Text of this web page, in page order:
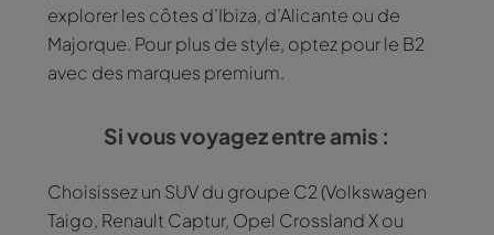
explorer les côtes d’Ibiza, d’Alicante ou de
Majorque. Pour plus de style, optez pour le B2
avec des marques premium.
Si vous voyagez entre amis :
Choisissez un SUV du groupe C2 (Volkswagen
Taigo, Renault Captur, Opel Crossland X ou